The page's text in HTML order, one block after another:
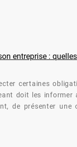
entreprise :
certaines
doit les informer
de présenter une